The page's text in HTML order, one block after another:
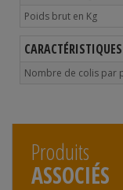
Poids brut en Kg
Nombre de colis par
Produits
ASSOCIÉS